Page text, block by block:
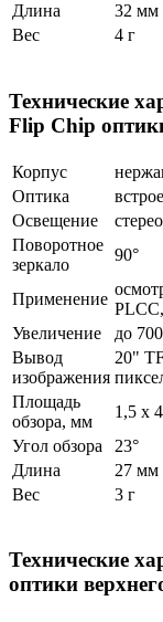
Длина
32 мм
Вес
4 г
Технические
Flip Chip
Корпус
Оптика
Освещение
Поворотное
зеркало
90°
Применение
Увеличение
до
Вывод
изображения
20"
Площадь
обзора, мм
1,5 х
Угол обзора
23°
Длина
27 мм
Вес
3 г
Технические
оптики